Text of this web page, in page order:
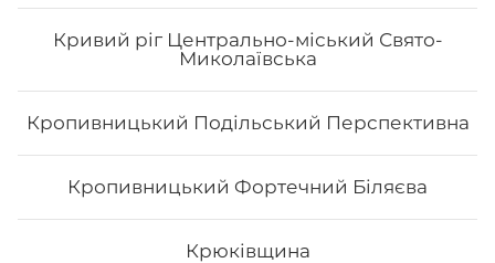
Кривий ріг Центрально-міський Свято-
Миколаївська
Кропивницький Подільський Перспективна
Кропивницький Фортечний Біляєва
Крюківщина
Сет Токіо
філа з копч.лососем ½, філа з вугрем ½, філа з